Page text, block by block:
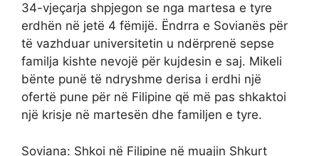
34-vjeçarja shpjegon se nga martesa e tyre
erdhën në jetë 4 fëmijë. Ëndrra e Sovianës për
të vazhduar universitetin u ndërprenë sepse
familja kishte nevojë për kujdesin e saj. Mikeli
bënte punë të ndryshme derisa i erdhi një
ofertë pune për në Filipine që më pas shkaktoi
një krisje në martesën dhe familjen e tyre.
Soviana: Shkoi në Filipine në muajin Shkurt